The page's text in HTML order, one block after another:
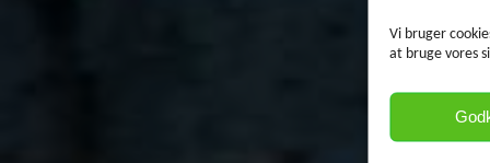
Vi bruger
at bruge vores